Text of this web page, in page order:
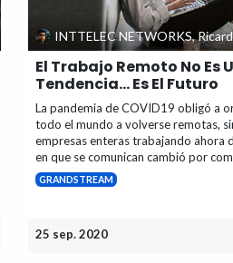
INTTELEC NETWORKS,
El Trabajo Remoto No Es
Tendencia... Es El Futuro
La pandemia de COVID19 obligó a
todo el mundo a volverse remotas,
empresas enteras trabajando ahora
en que se comunican cambió por
GRANDSTREAM
25 sep. 2020